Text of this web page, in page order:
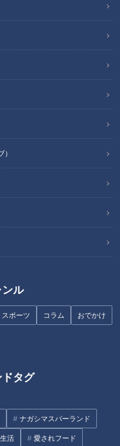
ンル
スポーツ コラム おでかけ
ドタグ
ナガシマスパーランド
生活 愛されフード
すめ
性がリード」「派手な結婚
ん治療最前線2022